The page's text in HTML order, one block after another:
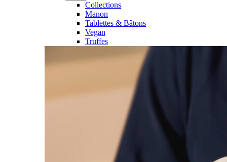
Collections
Manon
Tablettes & Bâtons
Vegan
Truffes